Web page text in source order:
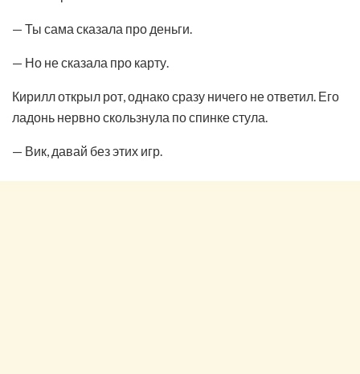
— Ты сама сказала про деньги.
— Но не сказала про карту.
Кирилл открыл рот, однако сразу ничего не ответил. Его
ладонь нервно скользнула по спинке стула.
— Вик, давай без этих игр.